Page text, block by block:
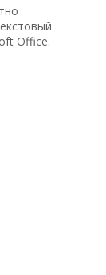
Office.